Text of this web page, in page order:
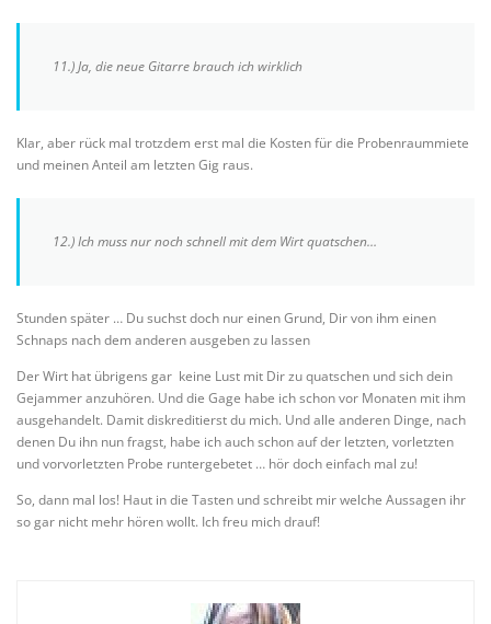
11.) Ja, die neue Gitarre brauch ich wirklich
Klar, aber rück mal trotzdem erst mal die Kosten für die Probenraummiete
und meinen Anteil am letzten Gig raus.
12.) Ich muss nur noch schnell mit dem Wirt quatschen…
Stunden später … Du suchst doch nur einen Grund, Dir von ihm einen
Schnaps nach dem anderen ausgeben zu lassen
Der Wirt hat übrigens gar keine Lust mit Dir zu quatschen und sich dein
Gejammer anzuhören. Und die Gage habe ich schon vor Monaten mit ihm
ausgehandelt. Damit diskreditierst du mich. Und alle anderen Dinge, nach
denen Du ihn nun fragst, habe ich auch schon auf der letzten, vorletzten
und vorvorletzten Probe runtergebetet … hör doch einfach mal zu!
So, dann mal los! Haut in die Tasten und schreibt mir welche Aussagen ihr
so gar nicht mehr hören wollt. Ich freu mich drauf!